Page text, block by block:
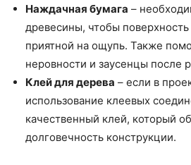
Наждачная бумага –
древесины, чтобы
приятной на ощупь. Также
неровности и заусенцы после
Клей для дерева – если в
использование клеевых
качественный клей, который
долговечность конструкции.